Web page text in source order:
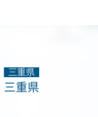
三重県
三重県